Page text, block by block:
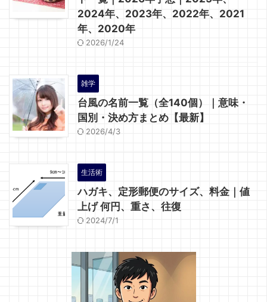
2024年、2023年、2022年、2021
年、2020年
2026/1/24
雑学
台風の名前一覧（全140個）｜意味・
国別・決め方まとめ【最新】
2026/4/3
生活術
ハガキ、定形郵便のサイズ、料金｜値
上げ 何円、重さ、往復
2024/7/1